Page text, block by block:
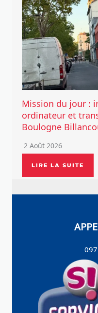
Mission du jour :
ordinateur et
Boulogne
2 Août 2026
LIRE LA SUITE